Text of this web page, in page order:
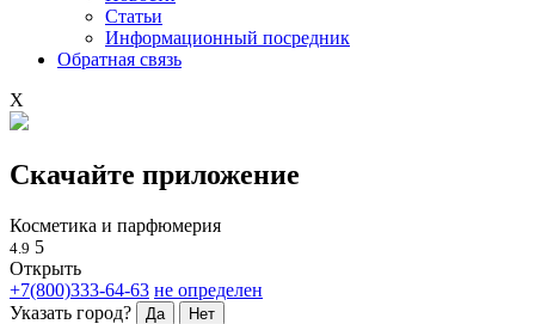
Статьи
Информационный посредник
Обратная связь
X
Скачайте приложение
Косметика и парфюмерия
4.9 5
Открыть
+7(800)333-64-63 не определен
Указать город?
Да Нет